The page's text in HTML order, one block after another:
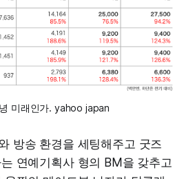
미래인가. yahoo japan
방송 환경을 세팅해주고 굿즈
연예기획사 형의 BM을 갖추고